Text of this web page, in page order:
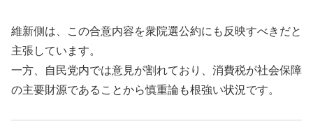
維新側は、この合意内容を衆院選公約にも反映すべきだと
主張しています。
一方、自民党内では意見が割れており、消費税が社会保障
の主要財源であることから慎重論も根強い状況です。